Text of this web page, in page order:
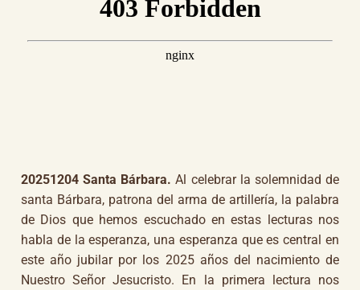
20251204 Santa Bárbara. Al celebrar la solemnidad de
santa Bárbara, patrona del arma de artillería, la palabra
de Dios que hemos escuchado en estas lecturas nos
habla de la esperanza, una esperanza que es central en
este año jubilar por los 2025 años del nacimiento de
Nuestro Señor Jesucristo. En la primera lectura nos